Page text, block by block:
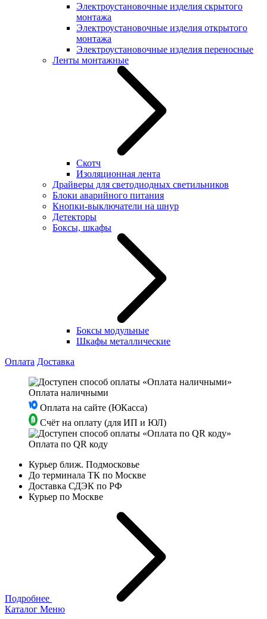
Электроустановочные изделия скрытого
монтажа
Электроустановочные изделия открытого
монтажа
Электроустановочные изделия переносные
Ленты монтажные
Скотч
Изоляционная лента
Драйверы для светодиодных светильников
Блоки аварийного питания
Кнопки-выключатели на шнур
Детекторы
Боксы, шкафы
Боксы модульные
Шкафы металлические
Оплата Доставка
Оплата наличными
Оплата на сайте (ЮКасса)
Счёт на оплату (для ИП и ЮЛ)
Оплата по QR коду
Курьер ближ. Подмосковье
До терминала ТК по Москве
Доставка СДЭК по РФ
Курьер по Москве
Подробнее
Каталог Меню